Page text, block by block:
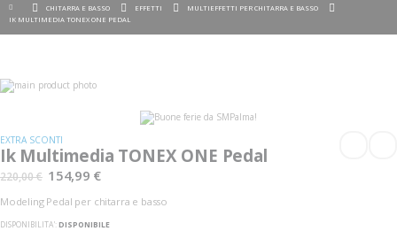
CHITARRA E BASSO EFFETTI
MULTIEFFETTI PER CHITARRA E BASSO
IK MULTIMEDIA TONEX ONE PEDAL
Vai
alla
galleria
di
immagini
galleria
di
immagini
EXTRA SCONTI
Ik Multimedia TONEX ONE Pedal
220,00 € 154,99 €
Modeling Pedal per chitarra e basso
DISPONIBILITA':DISPONIBILE